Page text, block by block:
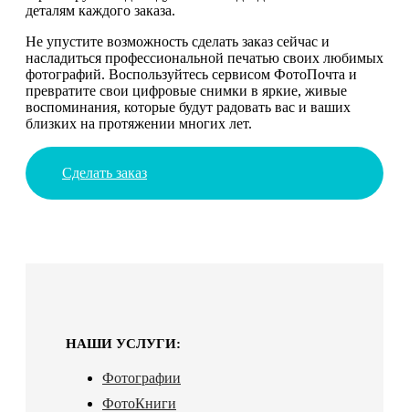
деталям каждого заказа.
Не упустите возможность сделать заказ сейчас и
насладиться профессиональной печатью своих любимых
фотографий. Воспользуйтесь сервисом ФотоПочта и
превратите свои цифровые снимки в яркие, живые
воспоминания, которые будут радовать вас и ваших
близких на протяжении многих лет.
Сделать заказ
НАШИ УСЛУГИ:
Фотографии
ФотоКниги